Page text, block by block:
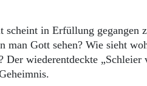
scheint in Erfüllung gegangen
man Gott sehen? Wie sieht
Der wiederentdeckte „Schleier